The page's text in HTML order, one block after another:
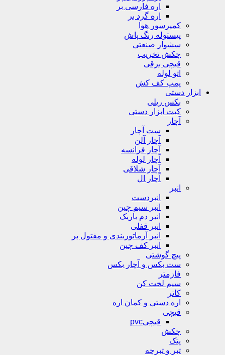
اره فارسی بر
اره گرد بر
کمپرسور هوا
پیستوله رنگ پاش
سشوار صنعتی
چکش تخریب
قیچی برقی
اتو لوله
پمپ کف کش
ابزار دستی
بکس ریلی
کیت ابزار دستی
آچار
ست آچار
آچار آلن
آچار فرانسه
آچار لوله
آچار شلاقی
آچار ال
انبر
انبردست
انبر سیم چین
انبر دم باریک
انبر قفلی
انبر آرماتوربندی و مفتول بر
انبر کف چین
پیچ گوشتی
ست بکس و آچار بکس
فازمتر
سیم لخت کن
کاتر
اره دستی و کمان اره
قیچی
قیچیpvc
چکش
پتک
تبر و تبرچه